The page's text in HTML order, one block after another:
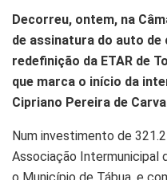
Decorreu, ontem, na
de assinatura do auto de
redefinição da ETAR de
que marca o início da
Cipriano Pereira de
Num investimento de
Associação Intermunicipal